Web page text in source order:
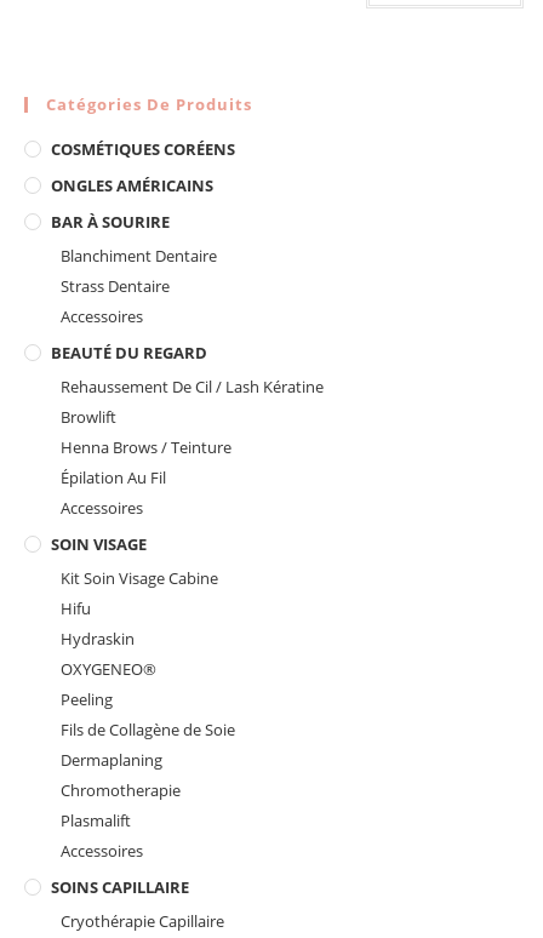
Catégories De Produits
COSMÉTIQUES CORÉENS
ONGLES AMÉRICAINS
BAR À SOURIRE
Blanchiment Dentaire
Strass Dentaire
Accessoires
BEAUTÉ DU REGARD
Rehaussement De Cil / Lash Kératine
Browlift
Henna Brows / Teinture
Épilation Au Fil
Accessoires
SOIN VISAGE
Kit Soin Visage Cabine
Hifu
Hydraskin
OXYGENEO®️
Peeling
Fils de Collagène de Soie
Dermaplaning
Chromotherapie
Plasmalift
Accessoires
SOINS CAPILLAIRE
Cryothérapie Capillaire